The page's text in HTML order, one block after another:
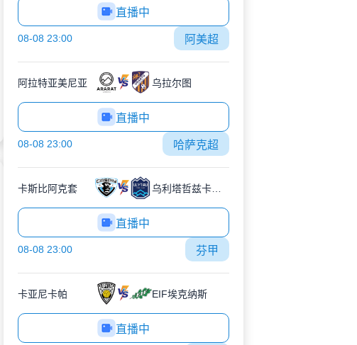
直播中
08-08 23:00 阿美超
阿拉特亚美尼亚 乌拉尔图
直播中
08-08 23:00 哈萨克超
卡斯比阿克套 乌利塔哲兹卡兹甘
直播中
08-08 23:00 芬甲
卡亚尼卡帕 EIF埃克纳斯
直播中